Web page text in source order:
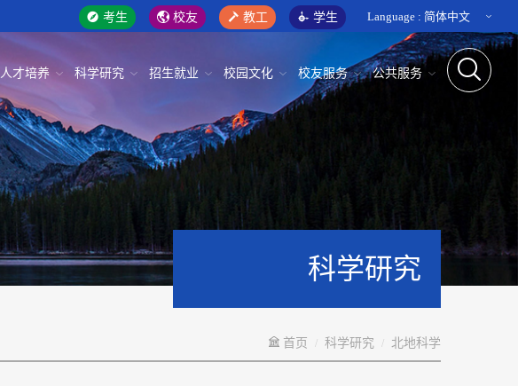
考生 校友 教工 学生 Language : 简体中文
人才培养 科学研究 招生就业 校园文化 校友服务 公共服务
科学研究
首页 科学研究 北地科学